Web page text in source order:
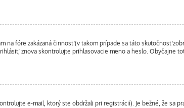
na fóre zakázaná činnosť (v takom prípade sa táto skutočnosť
znova skontrolujte prihlasovacie meno a heslo. Obyčajne
e-mail, ktorý ste obdržali pri registrácií). Je bežné, že sa